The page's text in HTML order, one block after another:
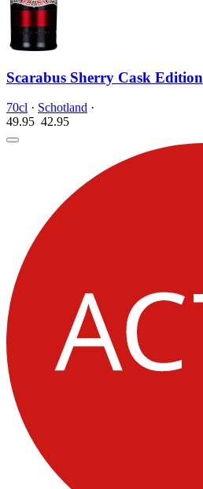
Scarabus Sherry Cask Edition
70cl · Schotland ·
49.95 42.95